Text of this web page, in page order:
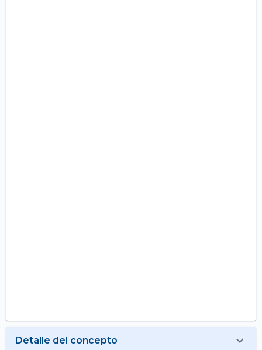
Detalle del concepto